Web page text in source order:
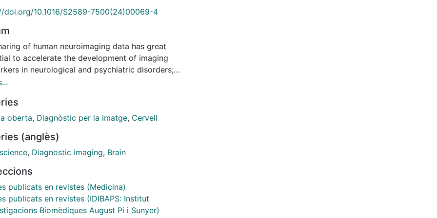
doi.org/10.1016/S2589-7500(24)00069-4
of human neuroimaging data has great
to accelerate the development of imaging
in neurological and psychiatric disorders;
major obstacles remain in terms of how and why
the European Cluster for Imaging Biomarkers,
the current main opportunities and challenges
senior scientists in the field. Although the scientific
fully recognises the importance of data
active adoption. Therefore, we provide practical
on how to overcome the technical barriers. We
for a harmonised application of the General Data
Regulation across EU countries. Finally, we
oberta, Diagnòstic per la imatge, Cervell
(anglès)
, Diagnostic imaging, Brain
publicats en revistes (Medicina)
publicats en revistes (IDIBAPS: Institut
Biomèdiques August Pi i Sunyer)